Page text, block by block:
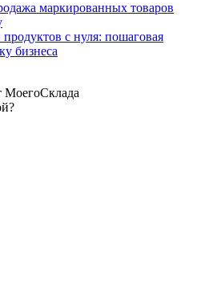
маркированных товаров
с нуля: пошаговая
бизнеса
МоегоСклада